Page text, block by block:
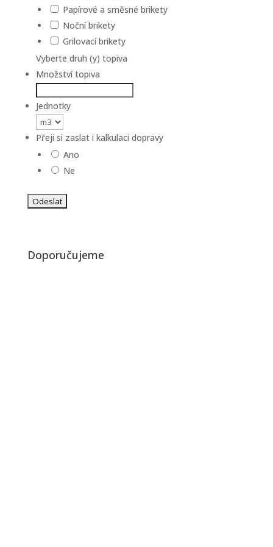
Papírové a směsné brikety
Noční brikety
Grilovací brikety
Vyberte druh (y) topiva
Množství topiva
Jednotky
Přeji si zaslat i kalkulaci dopravy
Ano
Ne
Doporučujeme